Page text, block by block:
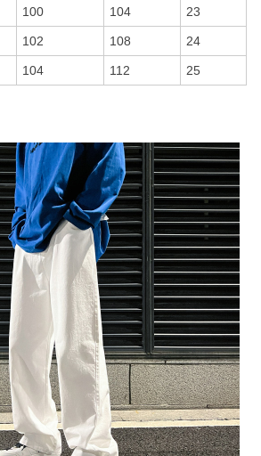
100 104 23
102 108 24
104 112 25